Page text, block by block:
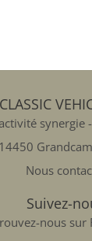
synergie
14450
Nous
Suivez-
nous sur